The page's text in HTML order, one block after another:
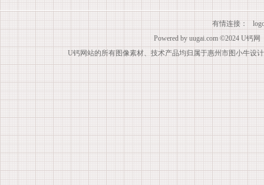
有情连接：
Powered by uugai.com ©2024 U钙网
U钙网站的所有图像素材、技术产品均归属于惠州市图小牛设